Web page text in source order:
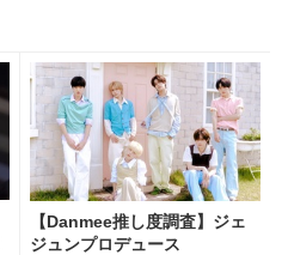
【Danmee推し度調査】ジェ
ジュンプロデュース